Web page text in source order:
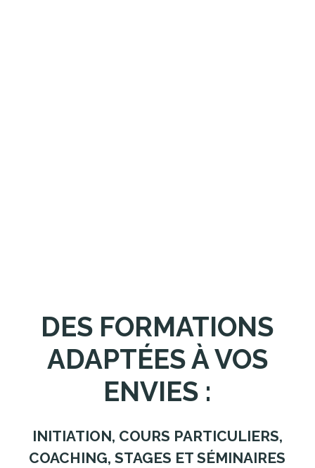
DES FORMATIONS
ADAPTÉES À VOS
ENVIES :
INITIATION, COURS PARTICULIERS,
COACHING, STAGES ET SÉMINAIRES